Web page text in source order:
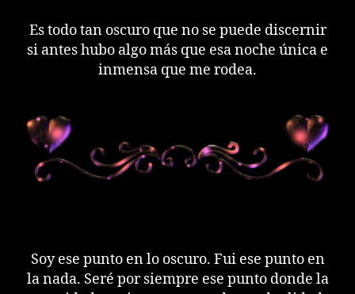
Es todo tan oscuro que no se puede discernir
si antes hubo algo más que esa noche única e
inmensa que me rodea.
Soy ese punto en lo oscuro. Fui ese punto en
la nada. Seré por siempre ese punto donde la